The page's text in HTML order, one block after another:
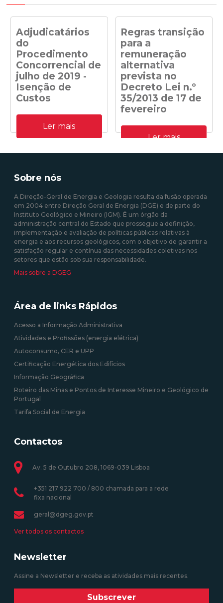
Adjudicatários
do
Procedimento
Concorrencial de
julho de 2019 -
Isenção de
Custos
Adjudicatários do
Procedimento
Concorrencial de julho de
capacidade de receção na
produzida em centrais
solares fotovoltaicas -
09/09/2020 12:00:00
Ler mais
Regras transição
para a
remuneração
alternativa
prevista no
Decreto Lei n.º
35/2013 de 17 de
fevereiro
Despacho n.º
41/DGEG/2020: Regras
10/08/2020 12:00:00
Ler mais
Sobre nós
A Direção-Geral de Energia e Geologia resulta da fusão operada
em 2004 entre Direção Geral de Energia (DGE) e de parte do
Instituto Geológico e Mineiro (IGM). É um órgão da
administração central do Estado que prossegue a definição,
implementação e avaliação de políticas públicas relativas à
energia e aos recursos geológicos, com o objetivo de garantir a
satisfação regular e contínua das necessidades coletivas nos
setores que estão sob sua responsabilidade.
Mais sobre a DGEG
Área de links Rápidos
Acesso a Informação Administrativa
Atividades e Profissões (energia elétrica)
Autoconsumo, CER e UPP
Certificação Energética dos Edifícios
Informação Geográfica
Roteiro das Minas e Pontos de Interesse Mineiro e Geológico de
Portugal
Tarifa Social de Energia
Contactos
Av. 5 de Outubro 208, 1069-039 Lisboa
+351 217 922 700 / 800 chamada para a rede
fixa nacional
geral@dgeg.gov.pt
Ver todos os contactos
Newsletter
Assine a Newsletter e receba as atividades mais recentes.
Subscrever